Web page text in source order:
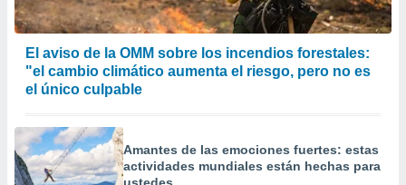
El aviso de la OMM sobre los incendios forestales:
"el cambio climático aumenta el riesgo, pero no es
el único culpable
Amantes de las emociones fuertes: estas
actividades mundiales están hechas para